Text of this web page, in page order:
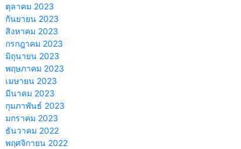
ตุลาคม 2023
กันยายน 2023
สิงหาคม 2023
กรกฎาคม 2023
มิถุนายน 2023
พฤษภาคม 2023
เมษายน 2023
มีนาคม 2023
กุมภาพันธ์ 2023
มกราคม 2023
ธันวาคม 2022
พฤศจิกายน 2022